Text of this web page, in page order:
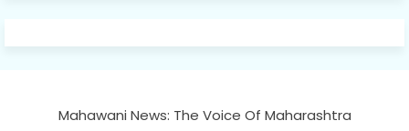
Mahawani News: The Voice Of Maharashtra